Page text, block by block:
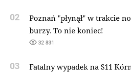
02
Poznań "płynął" w trakcie
burzy. To nie koniec!
32 831
03
Fatalny wypadek na S11